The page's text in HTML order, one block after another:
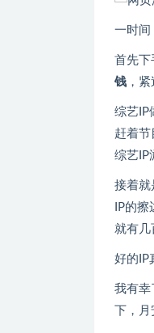
一时间
首先下
钱 ，
综艺IP
赶着节
综艺IP
接着就
IP的
就有几
好的IP
我有幸
下，月